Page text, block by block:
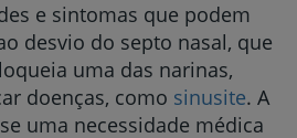
e sintomas que podem
desvio do septo nasal, que
uma das narinas,
doenças, como sinusite. A
uma necessidade médica